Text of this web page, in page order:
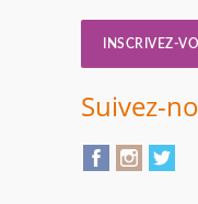
INSCRIVEZ-
Suivez-